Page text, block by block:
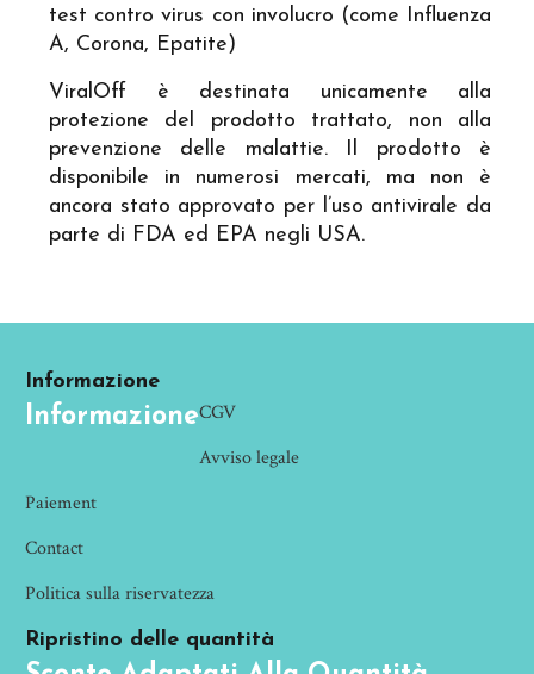
test contro virus con involucro (come Influenza
A, Corona, Epatite)
ViralOff è destinata unicamente alla
protezione del prodotto trattato, non alla
prevenzione delle malattie. Il prodotto è
disponibile in numerosi mercati, ma non è
ancora stato approvato per l’uso antivirale da
parte di FDA ed EPA negli USA.
Informazione
InformazioneCGV
Avviso legale
Paiement
Contact
Politica sulla riservatezza
Ripristino delle quantità